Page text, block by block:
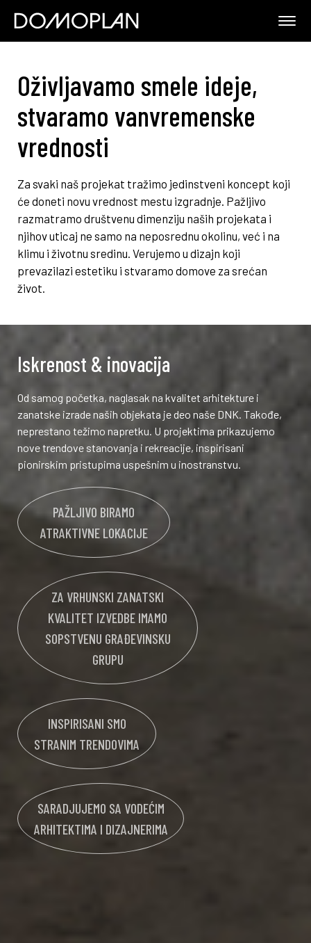
Oživljavamo smele ideje,
stvaramo vanvremenske
vrednosti
Za svaki naš projekat tražimo jedinstveni koncept koji
će doneti novu vrednost mestu izgradnje. Pažljivo
razmatramo društvenu dimenziju naših projekata i
njihov uticaj ne samo na neposrednu okolinu, već i na
klimu i životnu sredinu. Verujemo u dizajn koji
prevazilazi estetiku i stvaramo domove za srećan
život.
Iskrenost & inovacija
Od samog početka, naglasak na kvalitet arhitekture i
zanatske izrade naših objekata je deo naše DNK. Takođe,
neprestano težimo napretku. U projektima prikazujemo
nove trendove stanovanja i rekreacije, inspirisani
pionirskim pristupima uspešnim u inostranstvu.
PAŽLJIVO BIRAMO
ATRAKTIVNE LOKACIJE
ZA VRHUNSKI ZANATSKI
KVALITET IZVEDBE IMAMO
SOPSTVENU GRAĐEVINSKU
GRUPU
INSPIRISANI SMO
STRANIM TRENDOVIMA
SARADJUJEMO SA VODEĆIM
ARHITEKTIMA I DIZAJNERIMA